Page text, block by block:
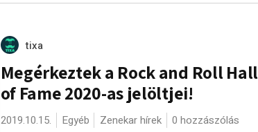
tixa
Megérkeztek a Rock and Roll Hall
of Fame 2020-as jelöltjei!
2019.10.15. Egyéb Zenekar hírek 0 hozzászólás